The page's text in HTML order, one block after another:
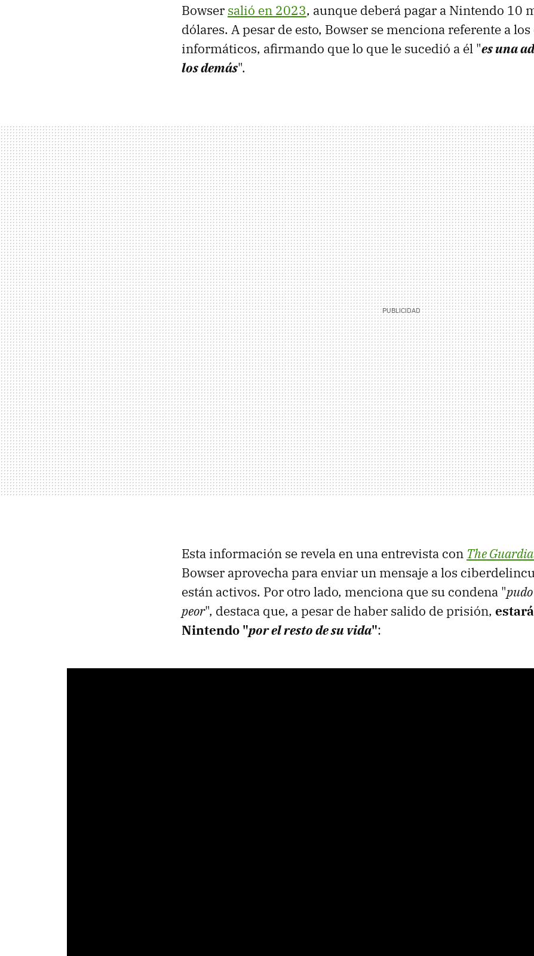
Bowser salió en 2023, aunque deberá pagar a Nintendo 10
dólares. A pesar de esto, Bowser se menciona referente a
informáticos, afirmando que lo que le sucedió a él "es una
los demás".
Esta información se revela en una entrevista con The
Bowser aprovecha para enviar un mensaje a los
están activos. Por otro lado, menciona que su condena "
peor", destaca que, a pesar de haber salido de prisión,
Nintendo "por el resto de su vida":